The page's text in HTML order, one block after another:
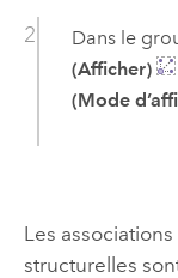
Dans le
(Afficher)
(Mode
Les
structurelles